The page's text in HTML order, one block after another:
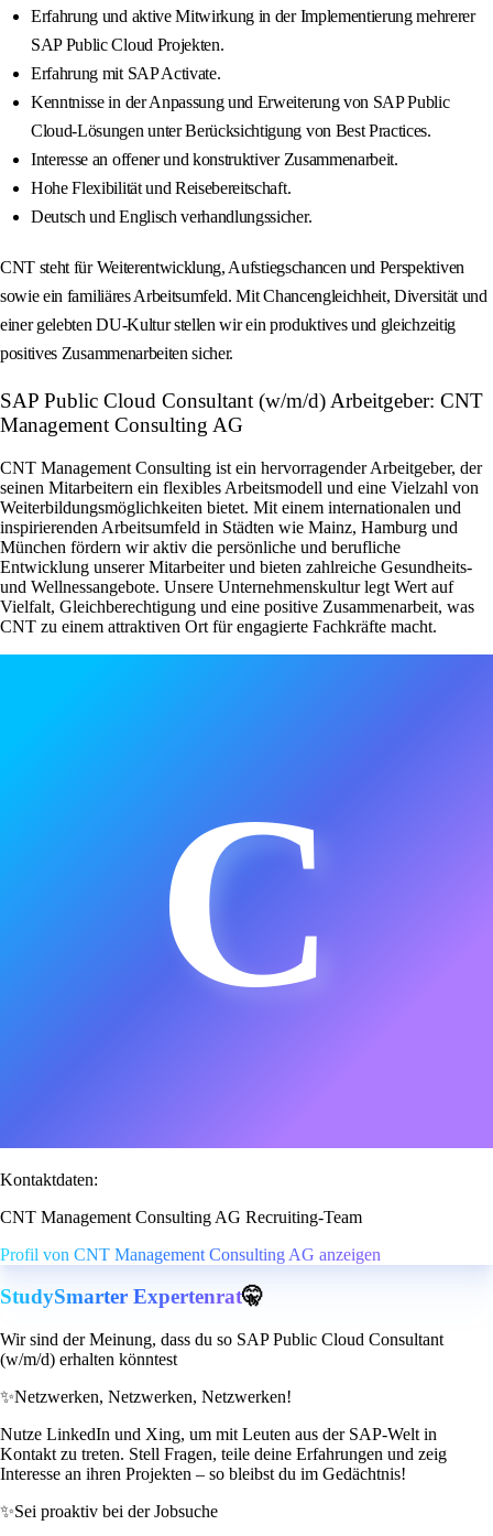
Erfahrung und aktive Mitwirkung in der Implementierung mehrerer
SAP Public Cloud Projekten.
Erfahrung mit SAP Activate.
Kenntnisse in der Anpassung und Erweiterung von SAP Public
Cloud-Lösungen unter Berücksichtigung von Best Practices.
Interesse an offener und konstruktiver Zusammenarbeit.
Hohe Flexibilität und Reisebereitschaft.
Deutsch und Englisch verhandlungssicher.
CNT steht für Weiterentwicklung, Aufstiegschancen und Perspektiven
sowie ein familiäres Arbeitsumfeld. Mit Chancengleichheit, Diversität und
einer gelebten DU-Kultur stellen wir ein produktives und gleichzeitig
positives Zusammenarbeiten sicher.
SAP Public Cloud Consultant (w/m/d) Arbeitgeber: CNT
Management Consulting AG
CNT Management Consulting ist ein hervorragender Arbeitgeber, der
seinen Mitarbeitern ein flexibles Arbeitsmodell und eine Vielzahl von
Weiterbildungsmöglichkeiten bietet. Mit einem internationalen und
inspirierenden Arbeitsumfeld in Städten wie Mainz, Hamburg und
München fördern wir aktiv die persönliche und berufliche
Entwicklung unserer Mitarbeiter und bieten zahlreiche Gesundheits-
und Wellnessangebote. Unsere Unternehmenskultur legt Wert auf
Vielfalt, Gleichberechtigung und eine positive Zusammenarbeit, was
CNT zu einem attraktiven Ort für engagierte Fachkräfte macht.
C
Kontaktdaten:
CNT Management Consulting AG Recruiting-Team
Profil von CNT Management Consulting AG anzeigen
StudySmarter Expertenrat🤫
Wir sind der Meinung, dass du so SAP Public Cloud Consultant
(w/m/d) erhalten könntest
✨Netzwerken, Netzwerken, Netzwerken!
Nutze LinkedIn und Xing, um mit Leuten aus der SAP-Welt in
Kontakt zu treten. Stell Fragen, teile deine Erfahrungen und zeig
Interesse an ihren Projekten – so bleibst du im Gedächtnis!
✨Sei proaktiv bei der Jobsuche